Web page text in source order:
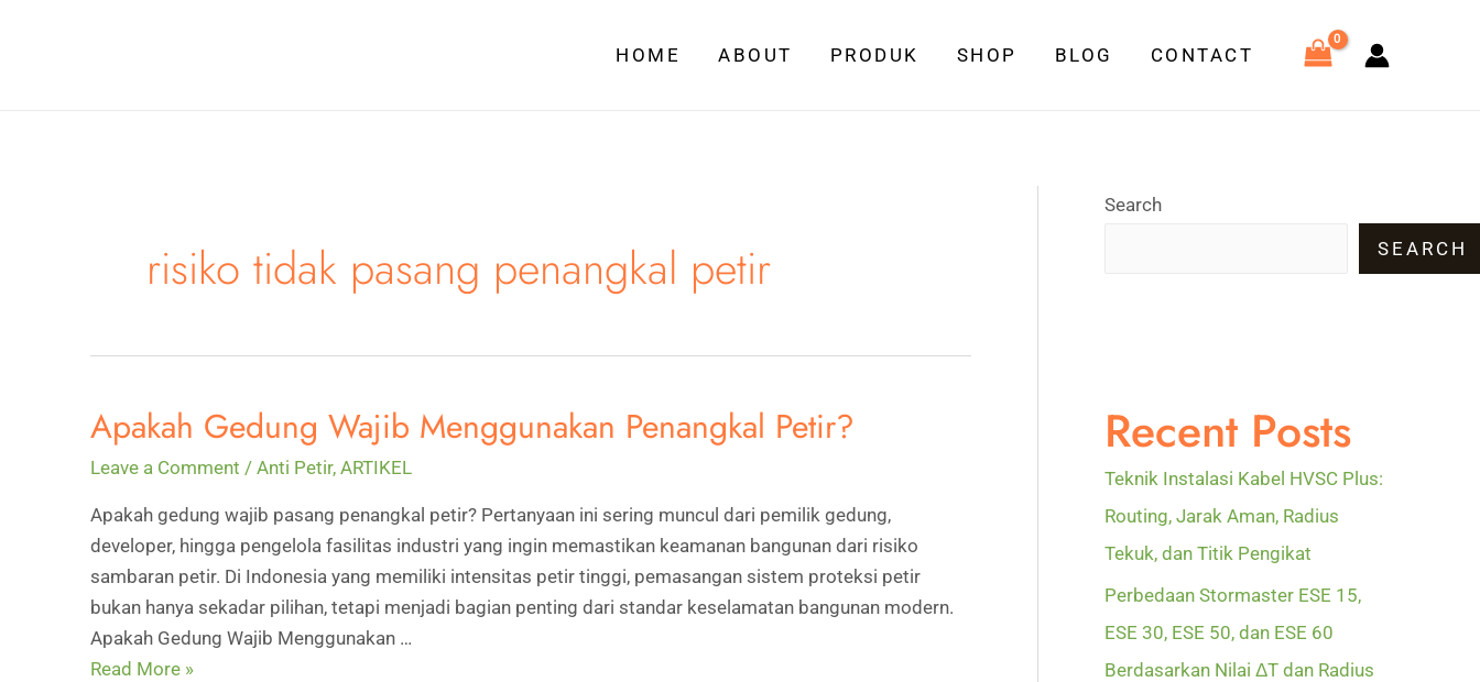
HOME ABOUT PRODUK SHOP BLOG CONTACT
risiko tidak pasang penangkal petir
Apakah Gedung Wajib Menggunakan Penangkal Petir?
Leave a Comment / Anti Petir, ARTIKEL
Apakah gedung wajib pasang penangkal petir? Pertanyaan ini sering muncul dari pemilik gedung,
developer, hingga pengelola fasilitas industri yang ingin memastikan keamanan bangunan dari risiko
sambaran petir. Di Indonesia yang memiliki intensitas petir tinggi, pemasangan sistem proteksi petir
bukan hanya sekadar pilihan, tetapi menjadi bagian penting dari standar keselamatan bangunan modern.
Apakah Gedung Wajib Menggunakan …
Apakah
Read More »
Search
SEARCH
Recent Posts
Teknik Instalasi Kabel HVSC Plus:
Routing, Jarak Aman, Radius
Tekuk, dan Titik Pengikat
Perbedaan Stormaster ESE 15,
ESE 30, ESE 50, dan ESE 60
Berdasarkan Nilai ΔT dan Radius